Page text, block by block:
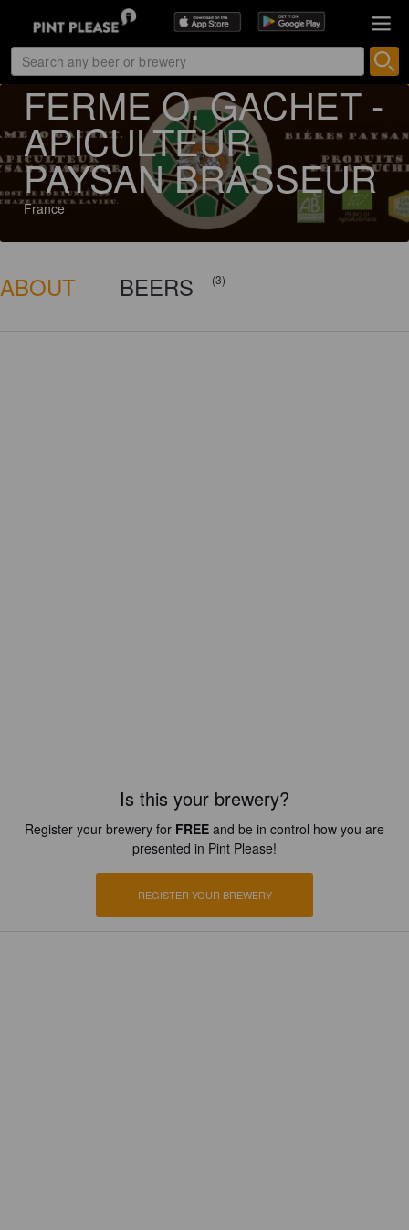
10 ratings
FERME O. GACHET -
APICULTEUR
PAYSAN BRASSEUR
France
ABOUT BEERS (3)
Is this your brewery?
Register your brewery for FREE and be in control how you are
presented in Pint Please!
REGISTER YOUR BREWERY